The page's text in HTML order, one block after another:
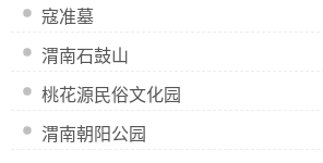
寇准墓
渭南石鼓山
桃花源民俗文化园
渭南朝阳公园